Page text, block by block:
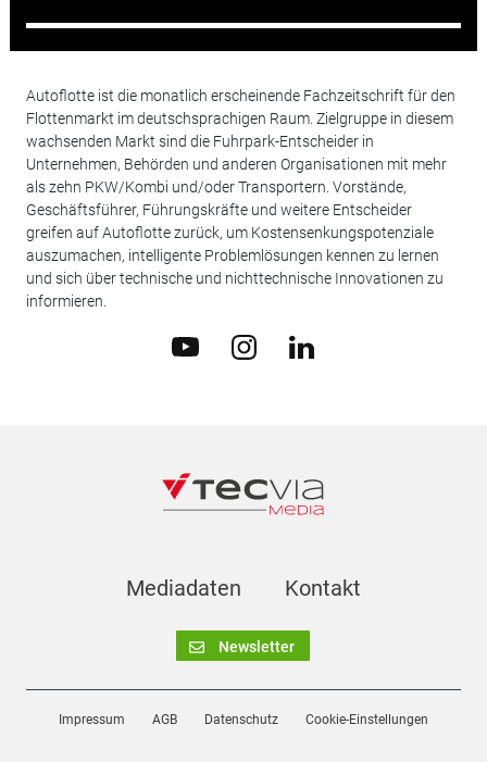
Autoflotte ist die monatlich erscheinende Fachzeitschrift für den
Flottenmarkt im deutschsprachigen Raum. Zielgruppe in diesem
wachsenden Markt sind die Fuhrpark-Entscheider in
Unternehmen, Behörden und anderen Organisationen mit mehr
als zehn PKW/Kombi und/oder Transportern. Vorstände,
Geschäftsführer, Führungskräfte und weitere Entscheider
greifen auf Autoflotte zurück, um Kostensenkungspotenziale
auszumachen, intelligente Problemlösungen kennen zu lernen
und sich über technische und nichttechnische Innovationen zu
informieren.
Mediadaten Kontakt
Newsletter
Impressum AGB Datenschutz Cookie-Einstellungen